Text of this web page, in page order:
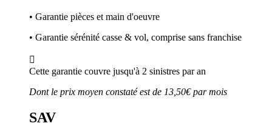
• Garantie pièces et main d'oeuvre
• Garantie sérénité casse & vol, comprise sans franchise

Cette garantie couvre jusqu'à 2 sinistres par an
Dont le prix moyen constaté est de 13,50€ par mois
SAV